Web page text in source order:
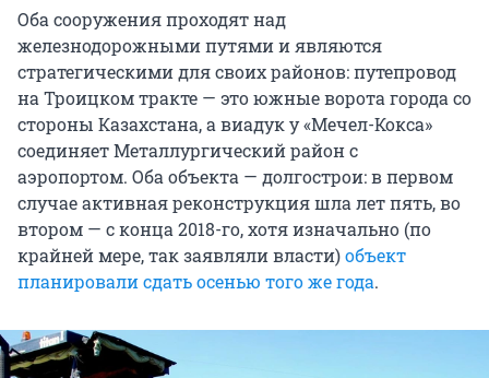
Оба сооружения проходят над
железнодорожными путями и являются
стратегическими для своих районов: путепровод
на Троицком тракте — это южные ворота города со
стороны Казахстана, а виадук у «Мечел-Кокса»
соединяет Металлургический район с
аэропортом. Оба объекта — долгострои: в первом
случае активная реконструкция шла лет пять, во
втором — с конца 2018-го, хотя изначально (по
крайней мере, так заявляли власти)объект
планировали сдать осенью того же года.